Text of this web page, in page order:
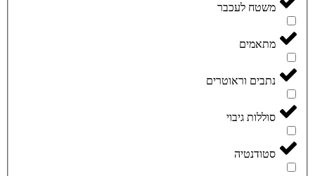
משטח לעכבר
מתאמים
נתבים וראוטרים
סוללות גיבוי
סטודנטיה